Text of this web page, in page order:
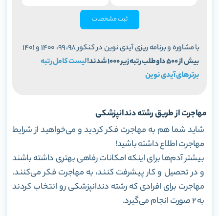
ثبت مشخصات
با مشاوره و برنامه ریزی آیدی نوین در کنکور 98، 99، 1400 و 1401
بیش از 500 داوطلب رتبه زیر 1000 شدند!
لیست کامل رتبه
برترهای آیدی نوین
مهاجرت از طریق رشته دندانپزشکی
شاید شما هم به مهاجرت فکر کردید و می‌خواهید از شرایط
مهاجرت اطلاع داشته باشید!
بیشتر آدم‌ها برای اینکه امکانات رفاهی بهتری داشته باشند
و در تحصیل و کار پیشرفت کنند، به مهاجرت فکر می‌کنند.
مهاجرت برای افرادی که رشته دندانپزشکی رو انتخاب کردند
به ۲ صورت انجام می‌گیرد.